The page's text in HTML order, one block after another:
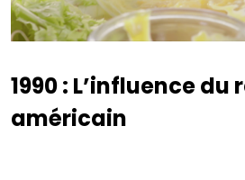
1990 : L’influence du
américain